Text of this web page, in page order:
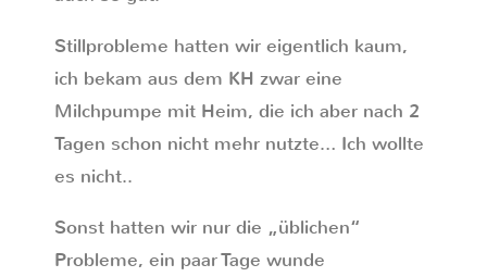
Stillprobleme hatten wir eigentlich kaum,
ich bekam aus dem KH zwar eine
Milchpumpe mit Heim, die ich aber nach 2
Tagen schon nicht mehr nutzte… Ich wollte
es nicht..
Sonst hatten wir nur die „üblichen“
Probleme, ein paar Tage wunde